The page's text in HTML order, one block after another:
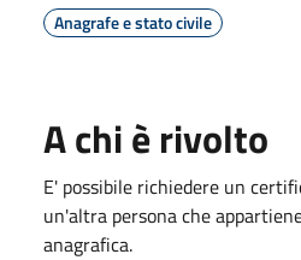
Anagrafe e stato civile
A chi è rivolto
E' possibile richiedere un
un'altra persona che
anagrafica.